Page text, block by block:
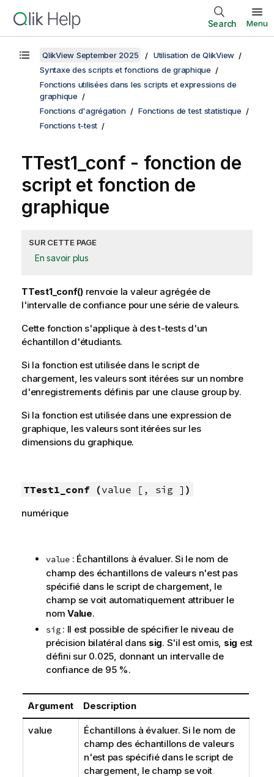
Search Menu
QlikView September 2025
Utilisation de QlikView
Syntaxe des scripts et fonctions de graphique
Fonctions utilisées dans les scripts et expressions de
graphique
Fonctions d'agrégation
Fonctions de test statistique
Fonctions t-test
TTest1_conf - fonction de
script et fonction de
graphique
SUR CETTE PAGE
En savoir plus
TTest1_conf()renvoie la valeur agrégée de
l'intervalle de confiance pour une série de valeurs.
Cette fonction s'applique à des t-tests d'un
échantillon d'étudiants.
Si la fonction est utilisée dans le script de
chargement, les valeurs sont itérées sur un nombre
d'enregistrements définis par une clause group by.
Si la fonction est utilisée dans une expression de
graphique, les valeurs sont itérées sur les
dimensions du graphique.
TTest1_conf (value [, sig ] )
numérique
value: Échantillons à évaluer. Si le nom de
champ des échantillons de valeurs n'est pas
spécifié dans le script de chargement, le
champ se voit automatiquement attribuer le
nom Value.
sig: Il est possible de spécifier le niveau de
précision bilatéral dans sig. S'il est omis, sig est
défini sur 0.025, donnant un intervalle de
confiance de 95 %.
Argument Description
value
Échantillons à évaluer. Si le nom de
champ des échantillons de valeurs
n'est pas spécifié dans le script de
chargement, le champ se voit